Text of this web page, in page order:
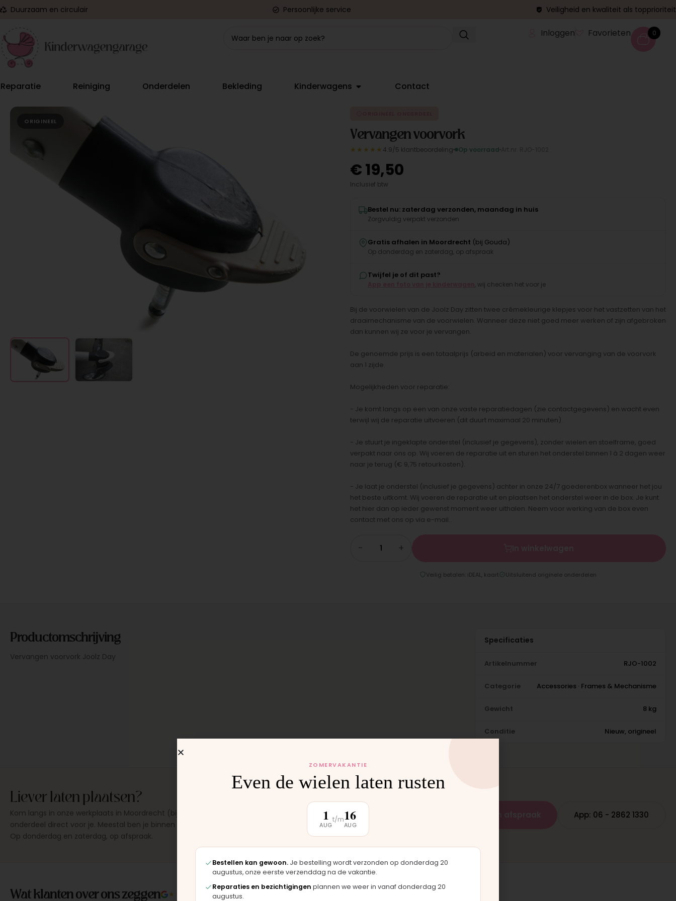
Duurzaam en circulair Persoonlijke service Veiligheid en kwaliteit als topprioriteit
Inloggen Favorieten 0
Reparatie Reiniging Onderdelen Bekleding Kinderwagens Contact
ORIGINEEL
Vervangen voorvork
★★★★★ 4.9/5 klantbeoordeling Op voorraad
€19,50
Inclusief btw
Bestel nu: zaterdag verzonden, maandag in huis
Zorgvuldig verpakt verzonden
Gratis afhalen in Moordrecht (bij Gouda)
Op donderdag en zaterdag, op afspraak
Twijfel je of dit past?
, wij checken het voor je
Bij de voorwielen van de Joolz Day zitten twee crêmekleurige klepjes voor het vastzetten van het
draaimechanisme van de voorwielen. Wanneer deze niet goed meer werken of zijn afgebroken
dan kunnen wij ze voor je vervangen.
De genoemde prijs is een totaalprijs (arbeid en materialen) voor vervanging van de voorvork
aan 1 zijde.
Mogelijkheden voor reparatie:
- Je komt langs op een van onze vaste reparatiedagen (zie contactgegevens) en wacht even
terwijl wij de reparatie uitvoeren (dit duurt maximaal 20 minuten).
- Je stuurt je ingeklapte onderstel (inclusief je gegevens), zonder wielen en stoelframe, goed
verpakt naar ons op. Wij voeren de reparatie uit en sturen het onderstel binnen 1 à 2 dagen weer
naar je terug (€ 9,75 retourkosten).
- Je laat je onderstel (inclusief je gegevens) achter in onze 24/7 goederenbox wanneer het jou
het beste uitkomt. Wij voeren de reparatie uit en plaatsen het onderstel weer in de box. Je kunt
het hier dan op ieder gewenst moment weer uithalen. Neem voor werking van de box even
contact met ons op via e-mail..
− +
Veilig betalen: iDEAL, kaart Uitsluitend originele onderdelen
Productomschrijving
Vervangen voorvork Joolz Day
Specificaties
Artikelnummer RJO-1002
Categorie Accessories · Frames & Mechanisme
Gewicht 8 kg
Conditie Nieuw, origineel
Liever laten plaatsen?
Kom langs in onze werkplaats in Moordrecht (bij Gouda), dan monteren wij het
onderdeel direct voor je. Meestal ben je binnen 15 tot 20 minuten weer buiten.
Op donderdag en zaterdag, op afspraak.
App: 06 - 2862 1330
Wat klanten over ons zeggen ★★★★★ 4.9/5 klantbeoordeling
ZOMERVAKANTIE
Even de wielen laten rusten
1
AUG
t/m16
AUG
Bestellen kan gewoon. Je bestelling wordt verzonden op donderdag 20
augustus, onze eerste verzenddag na de vakantie.
Reparaties en bezichtigingen plannen we weer in vanaf donderdag 20
augustus.